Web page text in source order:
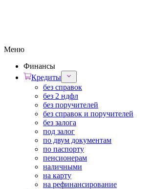
Меню
Финансы
Кредиты
без справок
без 2 ндфл
без поручителей
без справок и поручителей
без залога
под залог
по двум документам
по паспорту
пенсионерам
наличными
на карту
на рефинансирование